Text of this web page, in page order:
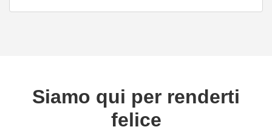
Siamo qui per renderti
felice